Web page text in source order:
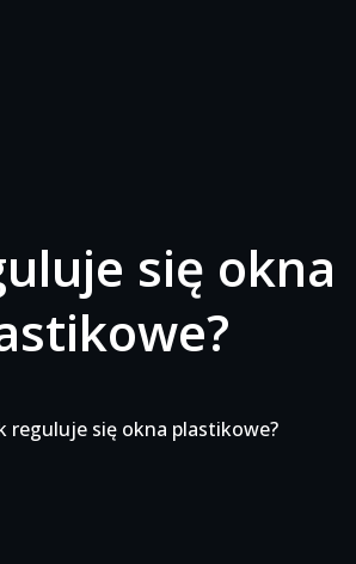
się okna
reguluje się okna plastikowe?